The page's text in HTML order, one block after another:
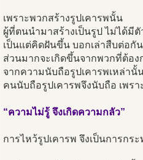
เพราะพวกสร้างรูปเคารพนั้น
ผู้ที่ตนนำมาสร้างเป็นรูป ไม่ได้มีตั
เป็นแต่คิดฝันขึ้น บอกเล่าสืบต่อกั
ส่วนมากจะเกิดขึ้นจากพวกที่ต้อง
จากความนับถือรูปเคารพเหล่า
คนนับถือรูปเคารพจึงนับถือ เพรา
“ความไม่รู้ จึงเกิดความกลัว”
การไหว้รูปเคารพ จึงเป็นการกระ